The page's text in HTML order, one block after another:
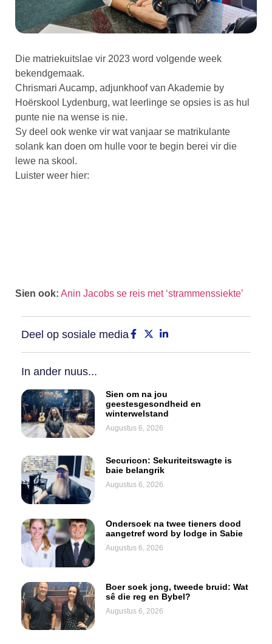
Die matriekuitslae vir 2023 word volgende week
bekendgemaak.
Chrismari Aucamp, adjunkhoof van Akademie by
Hoërskool Lydenburg, wat leerlinge se opsies is as hul
punte nie na wense is nie.
Sy deel ook wenke vir wat vanjaar se matrikulante
solank kan doen om hulle voor te begin berei vir die
lewe na skool.
Luister weer hier:
Sien ook: Anin Jacobs se reis met ‘strammenssiekte’
Deel op sosiale media
In ander nuus...
Sien om na jou
geestesgesondheid en
winterwelstand
Augustus 6, 2026
Securicon: Sekuriteitswagte is
baie belangrik
Augustus 6, 2026
Ondersoek na twee tieners dood
aangetref word by lodge in Sabie
Augustus 6, 2026
Boer soek jong, tweede bruid: Wat
sê die reg en Bybel?
Augustus 6, 2026